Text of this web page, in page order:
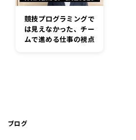
競技プログラミングで
は見えなかった、チー
ムで進める仕事の視点
ブログ